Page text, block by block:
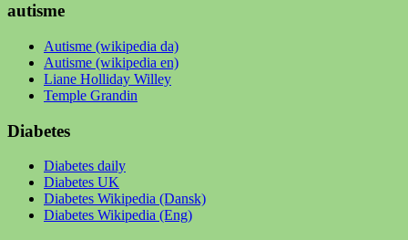
autisme
Autisme (wikipedia da)
Autisme (wikipedia en)
Liane Holliday Willey
Temple Grandin
Diabetes
Diabetes daily
Diabetes UK
Diabetes Wikipedia (Dansk)
Diabetes Wikipedia (Eng)